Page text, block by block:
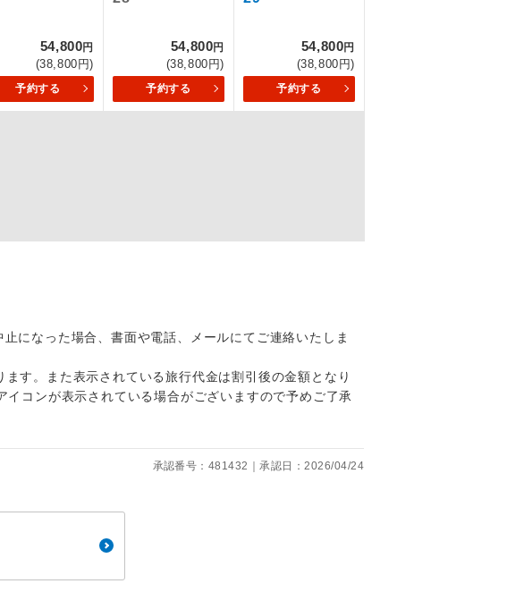
54,800円
(38,800円)
予約する
54,800円
(38,800円)
予約する
54,800円
(38,800円)
予約する
になった場合、書面や電話、メールにてご連絡いたしま
す。また表示されている旅行代金は割引後の金額となり
コンが表示されている場合がございますので予めご了承
承認番号：481432｜承認日：2026/04/24
ます。
、お食事の心配はいりませ
です。
らないコースです。
コースです。
発の計画にとても便利で